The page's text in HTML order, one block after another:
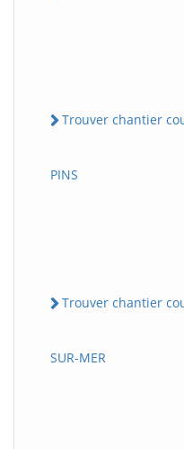
Trouver chantier
PINS
Trouver chantier
SUR-MER